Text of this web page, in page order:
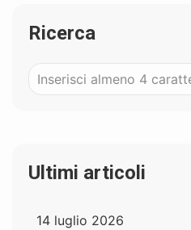
Ricerca
Ultimi articoli
14 luglio 2026